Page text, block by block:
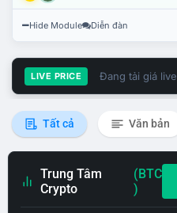
Hide Module Diễn đàn
LIVE PRICE Đang tải giá
Tất cả Văn bản
Trung Tâm
Crypto
(BTC
)